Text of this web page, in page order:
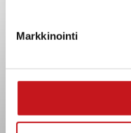
Markkinointi
Strategiat, ohjelmat,